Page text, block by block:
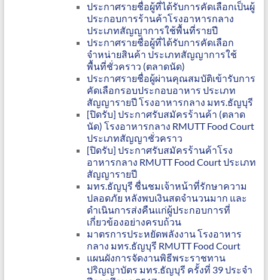
ประกาศรายชื่อผู้ที่ได้รับการคัดเลือกเป็นผู้
ประกอบการร้านค้าโรงอาหารกลาง
ประเภทสัญญาการใช้พื้นที่รายปี
ประกาศรายชื่อผู้ที่ได้รับการคัดเลือก
จำหน่ายสินค้า ประเภทสัญญาการใช้
พื้นที่ชั่วคราว (ตลาดนัด)
ประกาศรายชื่อผู้ผ่านคุณสมบัติเข้ารับการ
คัดเลือกรอบประกอบอาหาร ประเภท
สัญญารายปี โรงอาหารกลาง มทร.ธัญบุรี
[ปิดรับ] ประกาศรับสมัครร้านค้า (ตลาด
นัด) โรงอาหารกลาง RMUTT Food Court
ประเภทสัญญาชั่วคราว
[ปิดรับ] ประกาศรับสมัครร้านค้าโรง
อาหารกลาง RMUTT Food Court ประเภท
สัญญารายปี
มทร.ธัญบุรี ชื่นชมเจ้าหน้าที่รักษาความ
ปลอดภัย หลังพบเงินสดจำนวนมาก และ
ดำเนินการส่งคืนแก่ผู้ประกอบการที่
เกี่ยวข้องอย่างครบถ้วน
มาตรการประหยัดพลังงาน โรงอาหาร
กลาง มทร.ธัญบุรี RMUTT Food Court
แผนผังการจัดงานพิธีพระราชทาน
ปริญญาบัตร มทร.ธัญบุรี ครั้งที่ 39 ประจำ